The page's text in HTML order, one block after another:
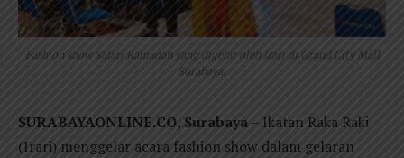
Fashion show Safari Ramadan yang digelar oleh Irari di Grand City Mall
Surabaya.
SURABAYAONLINE.CO, Surabaya– Ikatan Raka Raki
(Irari) menggelar acara fashion show dalam gelaran